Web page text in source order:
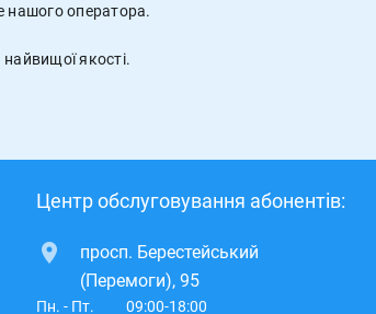
нашого оператора.
якості.
Центр обслуговування абонентів:
просп. Берестейський
(Перемоги), 95
Пн. - Пт. 09:00-18:00